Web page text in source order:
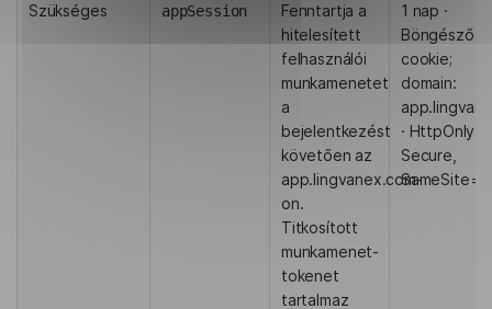
Szükséges appSession
Fenntartja a
hitelesített
felhasználói
munkamenetet
a
bejelentkezést
követően az
app.lingvanex.com-
on.
Titkosított
munkamenet-
tokenet
tartalmaz
1 nap ·
Böngésző
cookie;
domain:
· HttpOnly,
Secure,